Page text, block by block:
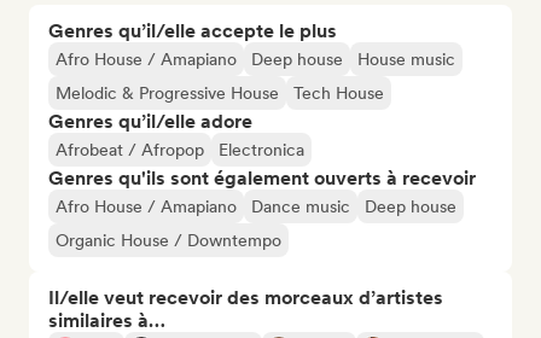
Genres qu’il/elle accepte le plus
Afro House / Amapiano Deep house
House music
Melodic & Progressive House
Tech House
Genres qu’il/elle adore
Afrobeat / Afropop Electronica
Genres qu'ils sont également ouverts à recevoir
Afro House / Amapiano Dance music
Deep house
Organic House / Downtempo
Il/elle veut recevoir des morceaux d’artistes
similaires à…